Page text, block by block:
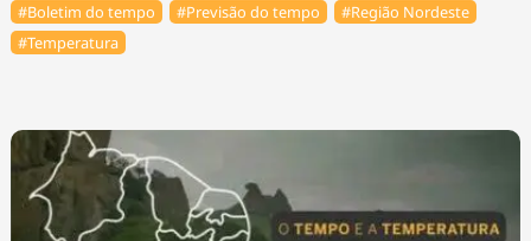
#Boletim do tempo #Previsão do tempo
#Região Nordeste
#Temperatura